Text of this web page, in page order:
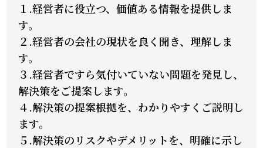
１.経営者に役立つ、価値ある情報を提供しま
す。
２.経営者の会社の現状を良く聞き、理解しま
す。
３.経営者ですら気付いていない問題を発見し、
解決策をご提案します。
４.解決策の提案根拠を、わかりやすくご説明し
ます。
５.解決策のリスクやデメリットを、明確に示し